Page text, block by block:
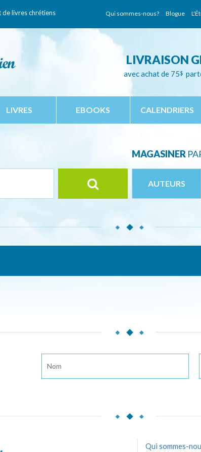
de livres chrétiens Qui sommes-nous? Blogue
LIVRAISON
avec achat de 75$
LIVRES EBOOKS CALENDRIERS
MAGASINER
AUTEURS
Qui sommes-